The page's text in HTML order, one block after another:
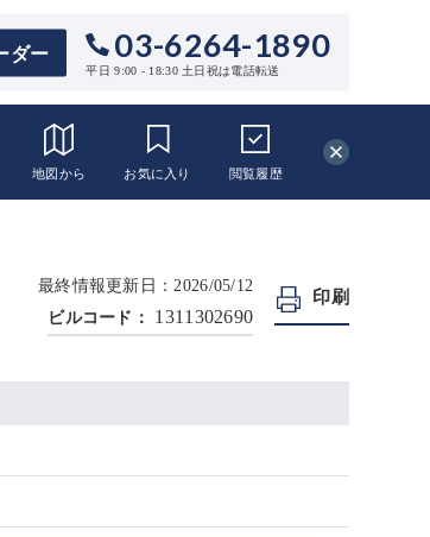
ダー 03-6264-1890
平日 9:00 - 18:30 土日祝は電話転送
地図から お気に入り 閲覧履歴
最終情報更新日：2026/05/12
ビルコード：
1311302690
印刷